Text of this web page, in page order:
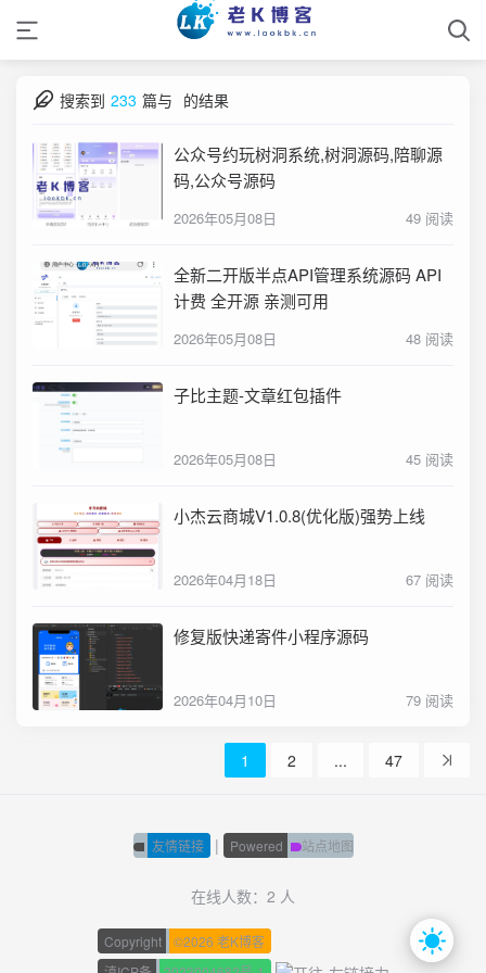
搜索到 233 篇与 的结果
公众号约玩树洞系统,树洞源码,陪聊源
码,公众号源码
2026年05月08日 49 阅读
全新二开版半点API管理系统源码 API
计费 全开源 亲测可用
2026年05月08日 48 阅读
子比主题-文章红包插件
2026年05月08日 45 阅读
小杰云商城V1.0.8(优化版)强势上线
2026年04月18日 67 阅读
修复版快递寄件小程序源码
2026年04月10日 79 阅读
1 2 ... 47
友情链接 | Powered 站点地图
在线人数：2 人
Copyright ©2026 老K博客